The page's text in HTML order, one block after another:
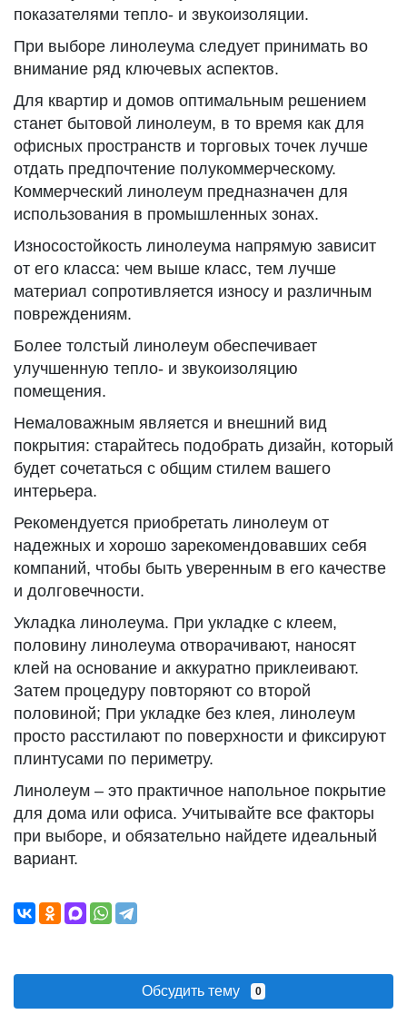
показателями тепло- и звукоизоляции.
При выборе линолеума следует принимать во
внимание ряд ключевых аспектов.
Для квартир и домов оптимальным решением
станет бытовой линолеум, в то время как для
офисных пространств и торговых точек лучше
отдать предпочтение полукоммерческому.
Коммерческий линолеум предназначен для
использования в промышленных зонах.
Износостойкость линолеума напрямую зависит
от его класса: чем выше класс, тем лучше
материал сопротивляется износу и различным
повреждениям.
Более толстый линолеум обеспечивает
улучшенную тепло- и звукоизоляцию
помещения.
Немаловажным является и внешний вид
покрытия: старайтесь подобрать дизайн, который
будет сочетаться с общим стилем вашего
интерьера.
Рекомендуется приобретать линолеум от
надежных и хорошо зарекомендовавших себя
компаний, чтобы быть уверенным в его качестве
и долговечности.
Укладка линолеума. При укладке с клеем,
половину линолеума отворачивают, наносят
клей на основание и аккуратно приклеивают.
Затем процедуру повторяют со второй
половиной; При укладке без клея, линолеум
просто расстилают по поверхности и фиксируют
плинтусами по периметру.
Линолеум – это практичное напольное покрытие
для дома или офиса. Учитывайте все факторы
при выборе, и обязательно найдете идеальный
вариант.
Обсудить тему 0